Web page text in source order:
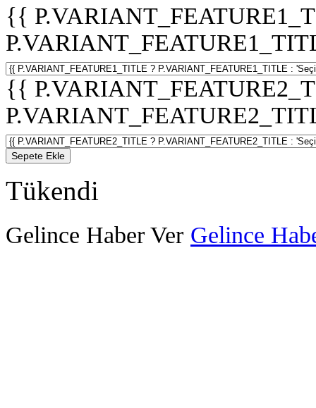
{{
{{
Sepete Ekle
Tükendi
Gelince Haber Ver Gelince